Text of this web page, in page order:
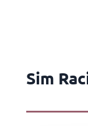
Sim